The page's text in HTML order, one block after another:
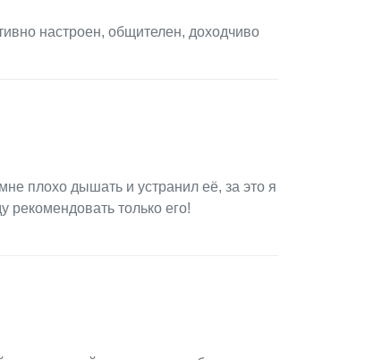
настроен, общителен, доходчиво
плохо дышать и устранил её, за это я
рекомендовать только его!